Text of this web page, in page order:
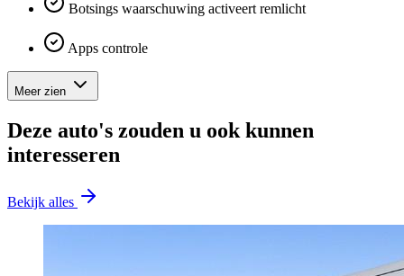
Botsings waarschuwing activeert remlicht
Apps controle
Meer zien
Deze auto's zouden u ook kunnen
interesseren
Bekijk alles